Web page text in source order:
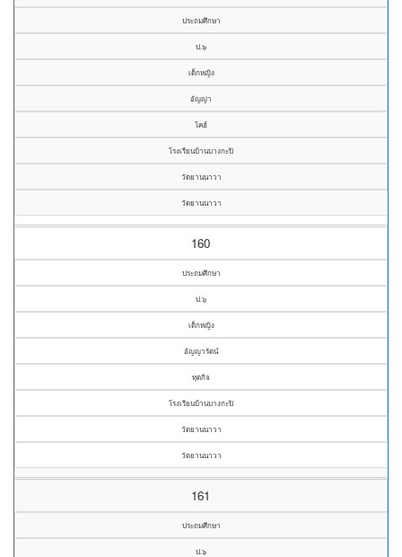
ประถมศึกษา
ป.๖
เด็กหญิง
อัญญ่า
โคฮ์
โรงเรียนบ้านบางกะปิ
วัดยานนาวา
วัดยานนาวา
160
ประถมศึกษา
ป.๖
เด็กหญิง
อัญญารัตน์
ทุตกิจ
โรงเรียนบ้านบางกะปิ
วัดยานนาวา
วัดยานนาวา
161
ประถมศึกษา
ป.๖